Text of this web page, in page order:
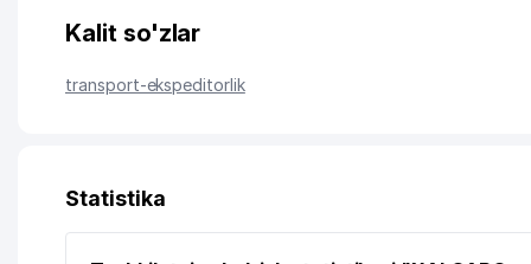
Kalit so'zlar
transport-ekspeditorlik
Statistika